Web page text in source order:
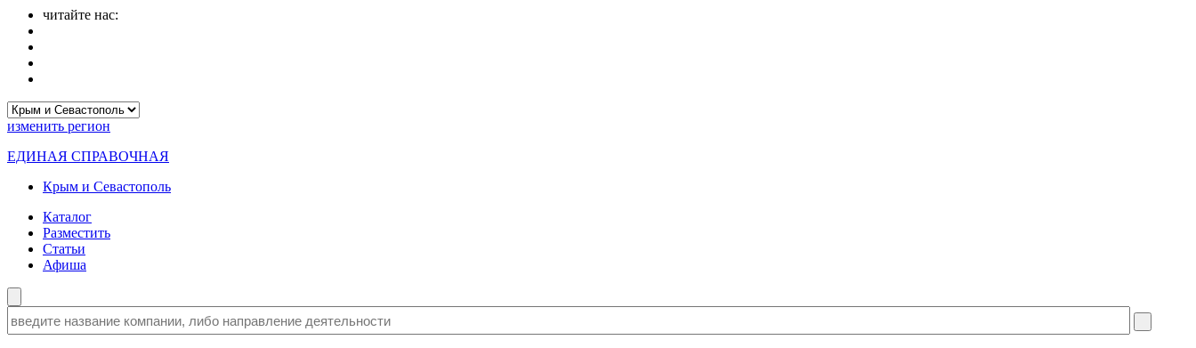
читайте нас:
изменить регион
ЕДИНАЯ СПРАВОЧНАЯ
Крым и Севастополь
Каталог
Разместить
Статьи
Афиша